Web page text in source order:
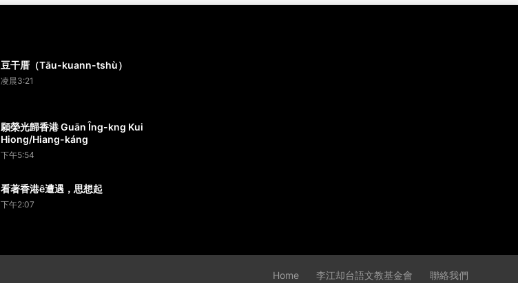
豆干厝（Tāu-kuann-tshù）
凌晨3:21
願榮光歸香港 Guān Îng-kng Kui
Hiong/Hiang-káng
下午5:54
看著香港ê遭遇，思想起
下午2:07
Home 李江却台語文教基金會 聯絡我們